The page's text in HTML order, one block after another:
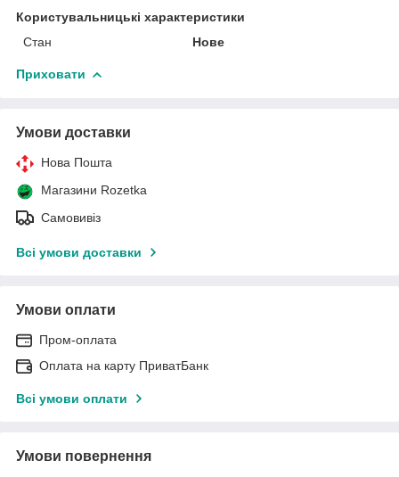
Користувальницькі характеристики
Стан
Нове
Приховати
Умови доставки
Нова Пошта
Магазини Rozetka
Самовивіз
Всі умови доставки
Умови оплати
Пром-оплата
Оплата на карту ПриватБанк
Всі умови оплати
Умови повернення